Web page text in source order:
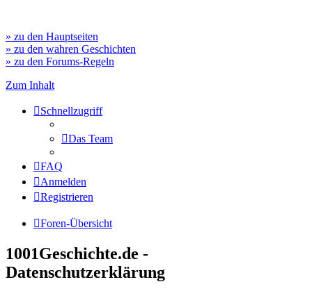
» zu den Hauptseiten
» zu den wahren Geschichten
» zu den Forums-Regeln
Zum Inhalt
Schnellzugriff
Das Team
FAQ
Anmelden
Registrieren
Foren-Übersicht
1001Geschichte.de -
Datenschutzerklärung